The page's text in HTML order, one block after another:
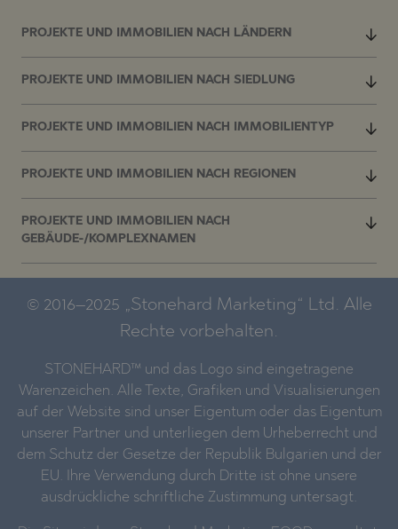
PROJEKTE UND IMMOBILIEN NACH LÄNDERN
PROJEKTE UND IMMOBILIEN NACH SIEDLUNG
PROJEKTE UND IMMOBILIEN NACH IMMOBILIENTYP
PROJEKTE UND IMMOBILIEN NACH REGIONEN
PROJEKTE UND IMMOBILIEN NACH
GEBÄUDE-/KOMPLEXNAMEN
© 2016–2025 „Stonehard Marketing“ Ltd. Alle
Rechte vorbehalten.
STONEHARD™ und das Logo sind eingetragene
Warenzeichen. Alle Texte, Grafiken und Visualisierungen
auf der Website sind unser Eigentum oder das Eigentum
unserer Partner und unterliegen dem Urheberrecht und
dem Schutz der Gesetze der Republik Bulgarien und der
EU. Ihre Verwendung durch Dritte ist ohne unsere
ausdrückliche schriftliche Zustimmung untersagt.